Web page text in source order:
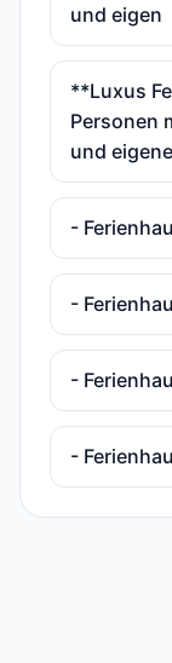
und eigen
**Luxus
Personen
und
-
-
-
-